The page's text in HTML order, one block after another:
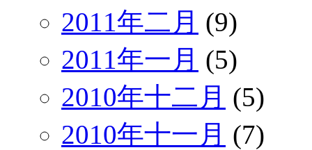
2011年二月 (9)
2011年一月 (5)
2010年十二月 (5)
2010年十一月 (7)